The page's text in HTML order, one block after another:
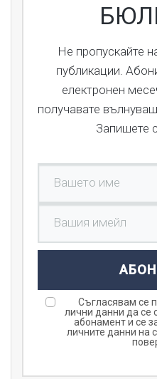
Не пропускайте
публикации.
електронен
получавате
Запишете
Съгласявам се
лични данни да се
абонамент и се
личните данни на